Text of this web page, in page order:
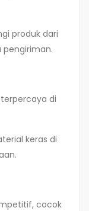
produk dari
pengiriman.
di
keras di
cocok